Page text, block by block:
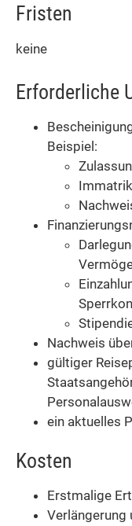
Fristen
keine
Erforderliche
Beispiel:
Nachweis
gültiger
ein aktuelles
Kosten
Erstmalige
Verlängerung